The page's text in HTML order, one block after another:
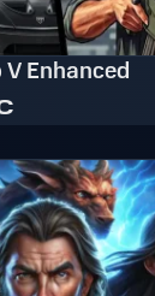
Enhanced